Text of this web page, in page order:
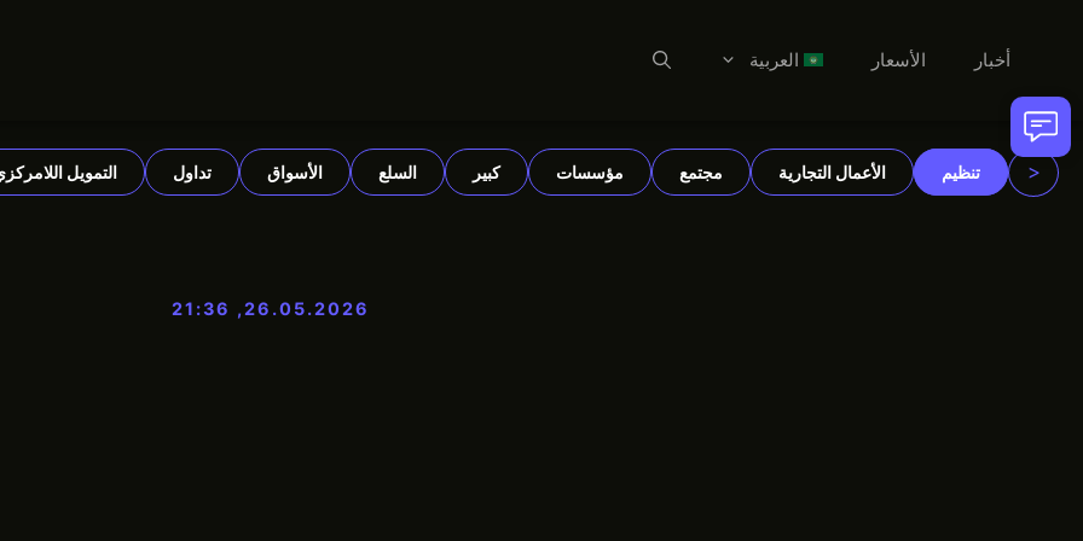
انتقل
إلى
المحتوى
أخبار الأسعار العربية
Dansk < تنظيم الأعمال التجارية مجتمع مؤسسات كبير السلع الأسواق تداول التمويل
26.05.2026, 21:36